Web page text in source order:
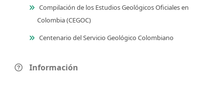
Compilación de los Estudios Geológicos Oficiales en
Colombia (CEGOC)
Centenario del Servicio Geológico Colombiano
Información